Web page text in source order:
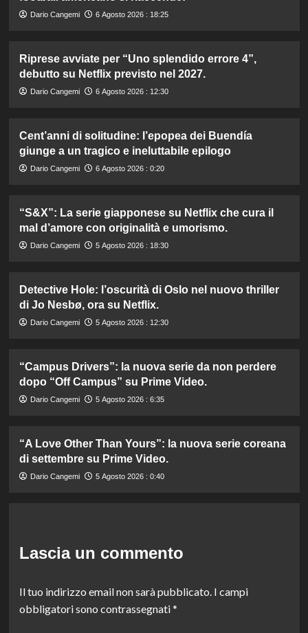
Dario Cangemi 6 Agosto 2026 : 18:25
Riprese avviate per “Uno splendido errore 4”,
debutto su Netflix previsto nel 2027.
Dario Cangemi 6 Agosto 2026 : 12:30
Cent’anni di solitudine: l’epopea dei Buendía
giunge a un tragico e ineluttabile epilogo
Dario Cangemi 6 Agosto 2026 : 0:20
“S&X”: La serie giapponese su Netflix che cura il
mal d’amore con originalità e umorismo.
Dario Cangemi 5 Agosto 2026 : 18:30
Detective Hole: l’oscurità di Oslo nel nuovo thriller
di Jo Nesbø, ora su Netflix.
Dario Cangemi 5 Agosto 2026 : 12:30
“Campus Drivers”: la nuova serie da non perdere
dopo “Off Campus” su Prime Video.
Dario Cangemi 5 Agosto 2026 : 6:35
“A Love Other Than Yours”: la nuova serie coreana
di settembre su Prime Video.
Dario Cangemi 5 Agosto 2026 : 0:40
Lascia un commento
Il tuo indirizzo email non sarà pubblicato. I campi
obbligatori sono contrassegnati*